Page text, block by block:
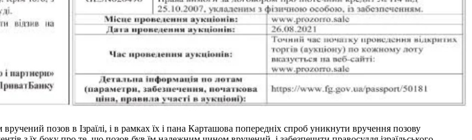
позов в Ізраїлі, і в рамках їх і пана Карташова попередніх спроб уникнути вручення позову